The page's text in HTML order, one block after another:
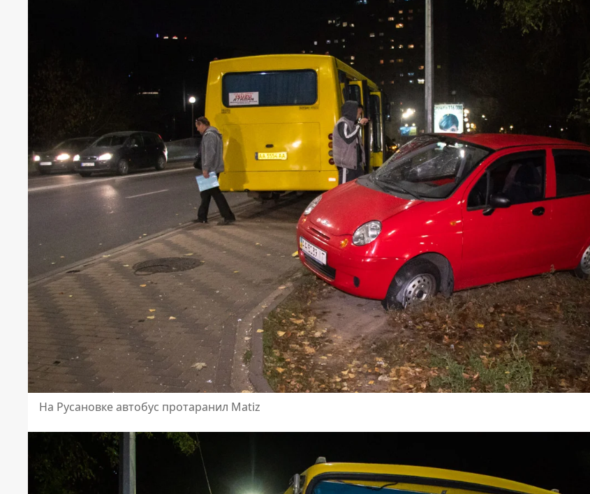
На Русановке автобус протаранил Matiz